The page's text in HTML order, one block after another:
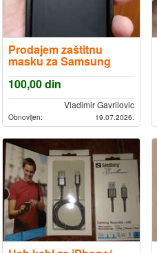
Prodajem zaštitnu
masku za Samsung
A15 4g
100,00din
Vladimir Gavrilovic
Obnovljen: 19.07.2026.